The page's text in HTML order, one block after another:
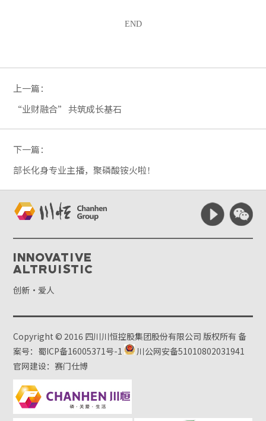
END
上一篇：
“业财融合” 共筑成长基石
下一篇：
部长化身专业主播，聚磷酸铵火啦！
Innovative
Altruistic
创新·爱人
Copyright © 2016 四川川恒控股集团股份有限公司 版权所有备
案号：蜀ICP备16005371号-1
川公网安备51010802031941
官网建设：赛门仕博